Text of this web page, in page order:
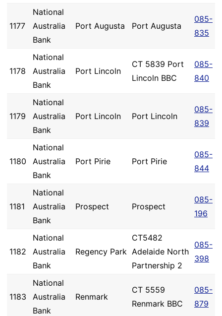
1177
National
Australia
Bank
Port Augusta Port Augusta
085-
835
1178
National
Australia
Bank
Port Lincoln
CT 5839 Port
Lincoln BBC
085-
840
1179
National
Australia
Bank
Port Lincoln Port Lincoln
085-
839
1180
National
Australia
Bank
Port Pirie Port Pirie
085-
844
1181
National
Australia
Bank
Prospect Prospect
085-
196
1182
National
Australia
Bank
Regency Park
CT5482
Adelaide North
Partnership 2
085-
398
1183
National
Australia
Bank
Renmark
CT 5559
Renmark BBC
085-
879